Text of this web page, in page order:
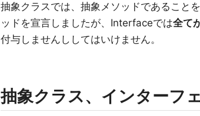
抽象クラスでは、抽象メソッドであること
ッドを宣言しましたが、Interfaceでは全て
付与しませんししてはいけません。
抽象クラス、インターフ